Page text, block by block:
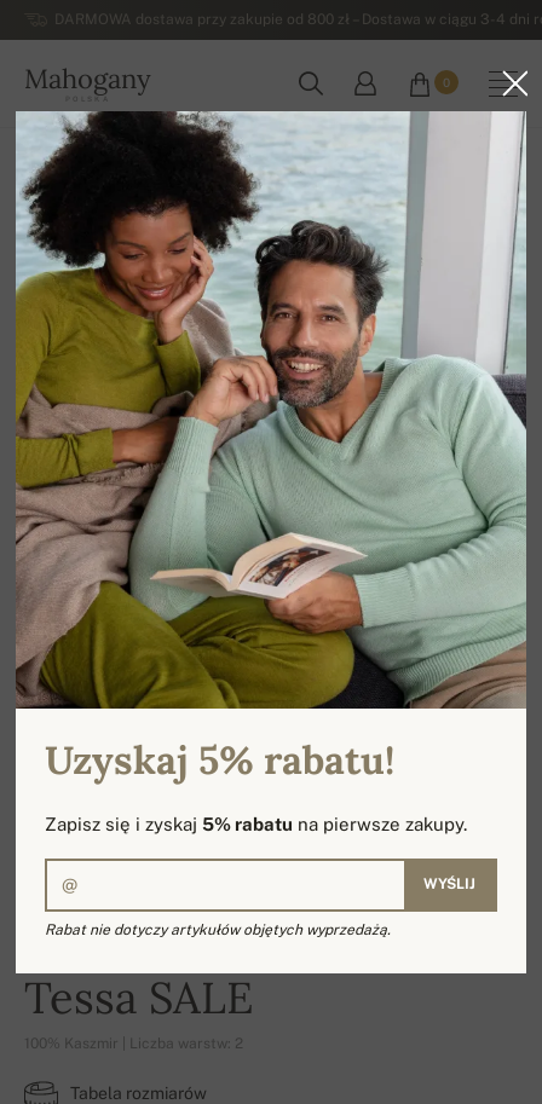
DARMOWA dostawa przy zakupie od 800 zł – Dostawa w ciągu 3-4
Mahogany
POLSKA
0
Strona główna Wyprzedaz
Tessa SALE
100% Kaszmir | Liczba warstw: 2
Tabela rozmiarów
Uzyskaj 5% rabatu!
Zapisz się i zyskaj5% rabatu na pierwsze zakupy.
WYŚLIJ
Rabat nie dotyczy artykułów objętych wyprzedażą.